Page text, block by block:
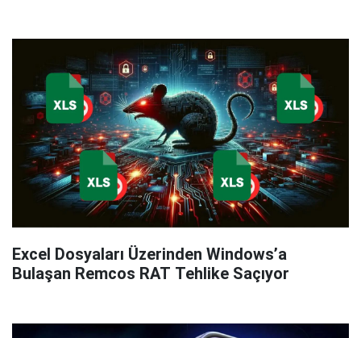
Excel Dosyaları Üzerinden Windows’a
Bulaşan Remcos RAT Tehlike Saçıyor